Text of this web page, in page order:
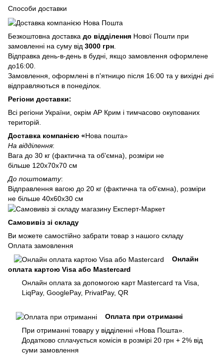
Способи доставки
Безкоштовна доставка до відділення Нової Пошти при
замовленні на суму від 3000 грн
Відправка день-в-день в будні, якщо замовлення оформлене
до16:00.
Замовлення, оформлені в п'ятницю після 16:00 та у вихідні дні
відправляються в понеділок.
Регіони доставки:
Всі регіони України, окрім АР Крим і тимчасово окупованих
територій.
Доставка компанією «Нова пошта»
На відділення:
Вага до 30 кг (фактична та об'ємна), розміри не
більше 120х70х70 см
До поштомату:
Відправлення вагою до 20 кг (фактична та об'ємна), розміри
не більше 40х60х30 см
Самовивіз зі складу
Ви можете самостійно забрати товар з нашого складу
Оплата замовлення
Онлайн
оплата картою Visa або Mastercard
Онлайн оплата за допомогою карт Mastercard та Visa,
LiqPay, GooglePay, PrivatPay, QR
Оплата при отриманні
При отриманні товару у відділенні «Нова Пошта».
Додатково сплачується комісія в розмірі 20 грн + 2% від
суми замовлення